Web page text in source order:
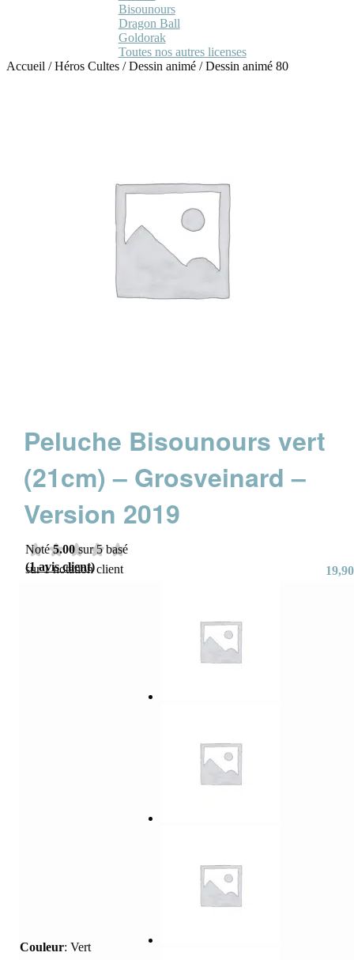
Bisounours
Dragon Ball
Goldorak
Toutes nos autres licenses
Accueil /Héros Cultes /Dessin animé /Dessin animé 80
Peluche Bisounours vert
(21cm) – Grosveinard –
Version 2019
Noté5.00 sur 5 basé
sur1notation client
(1avis client) 19,90
Couleur: Vert